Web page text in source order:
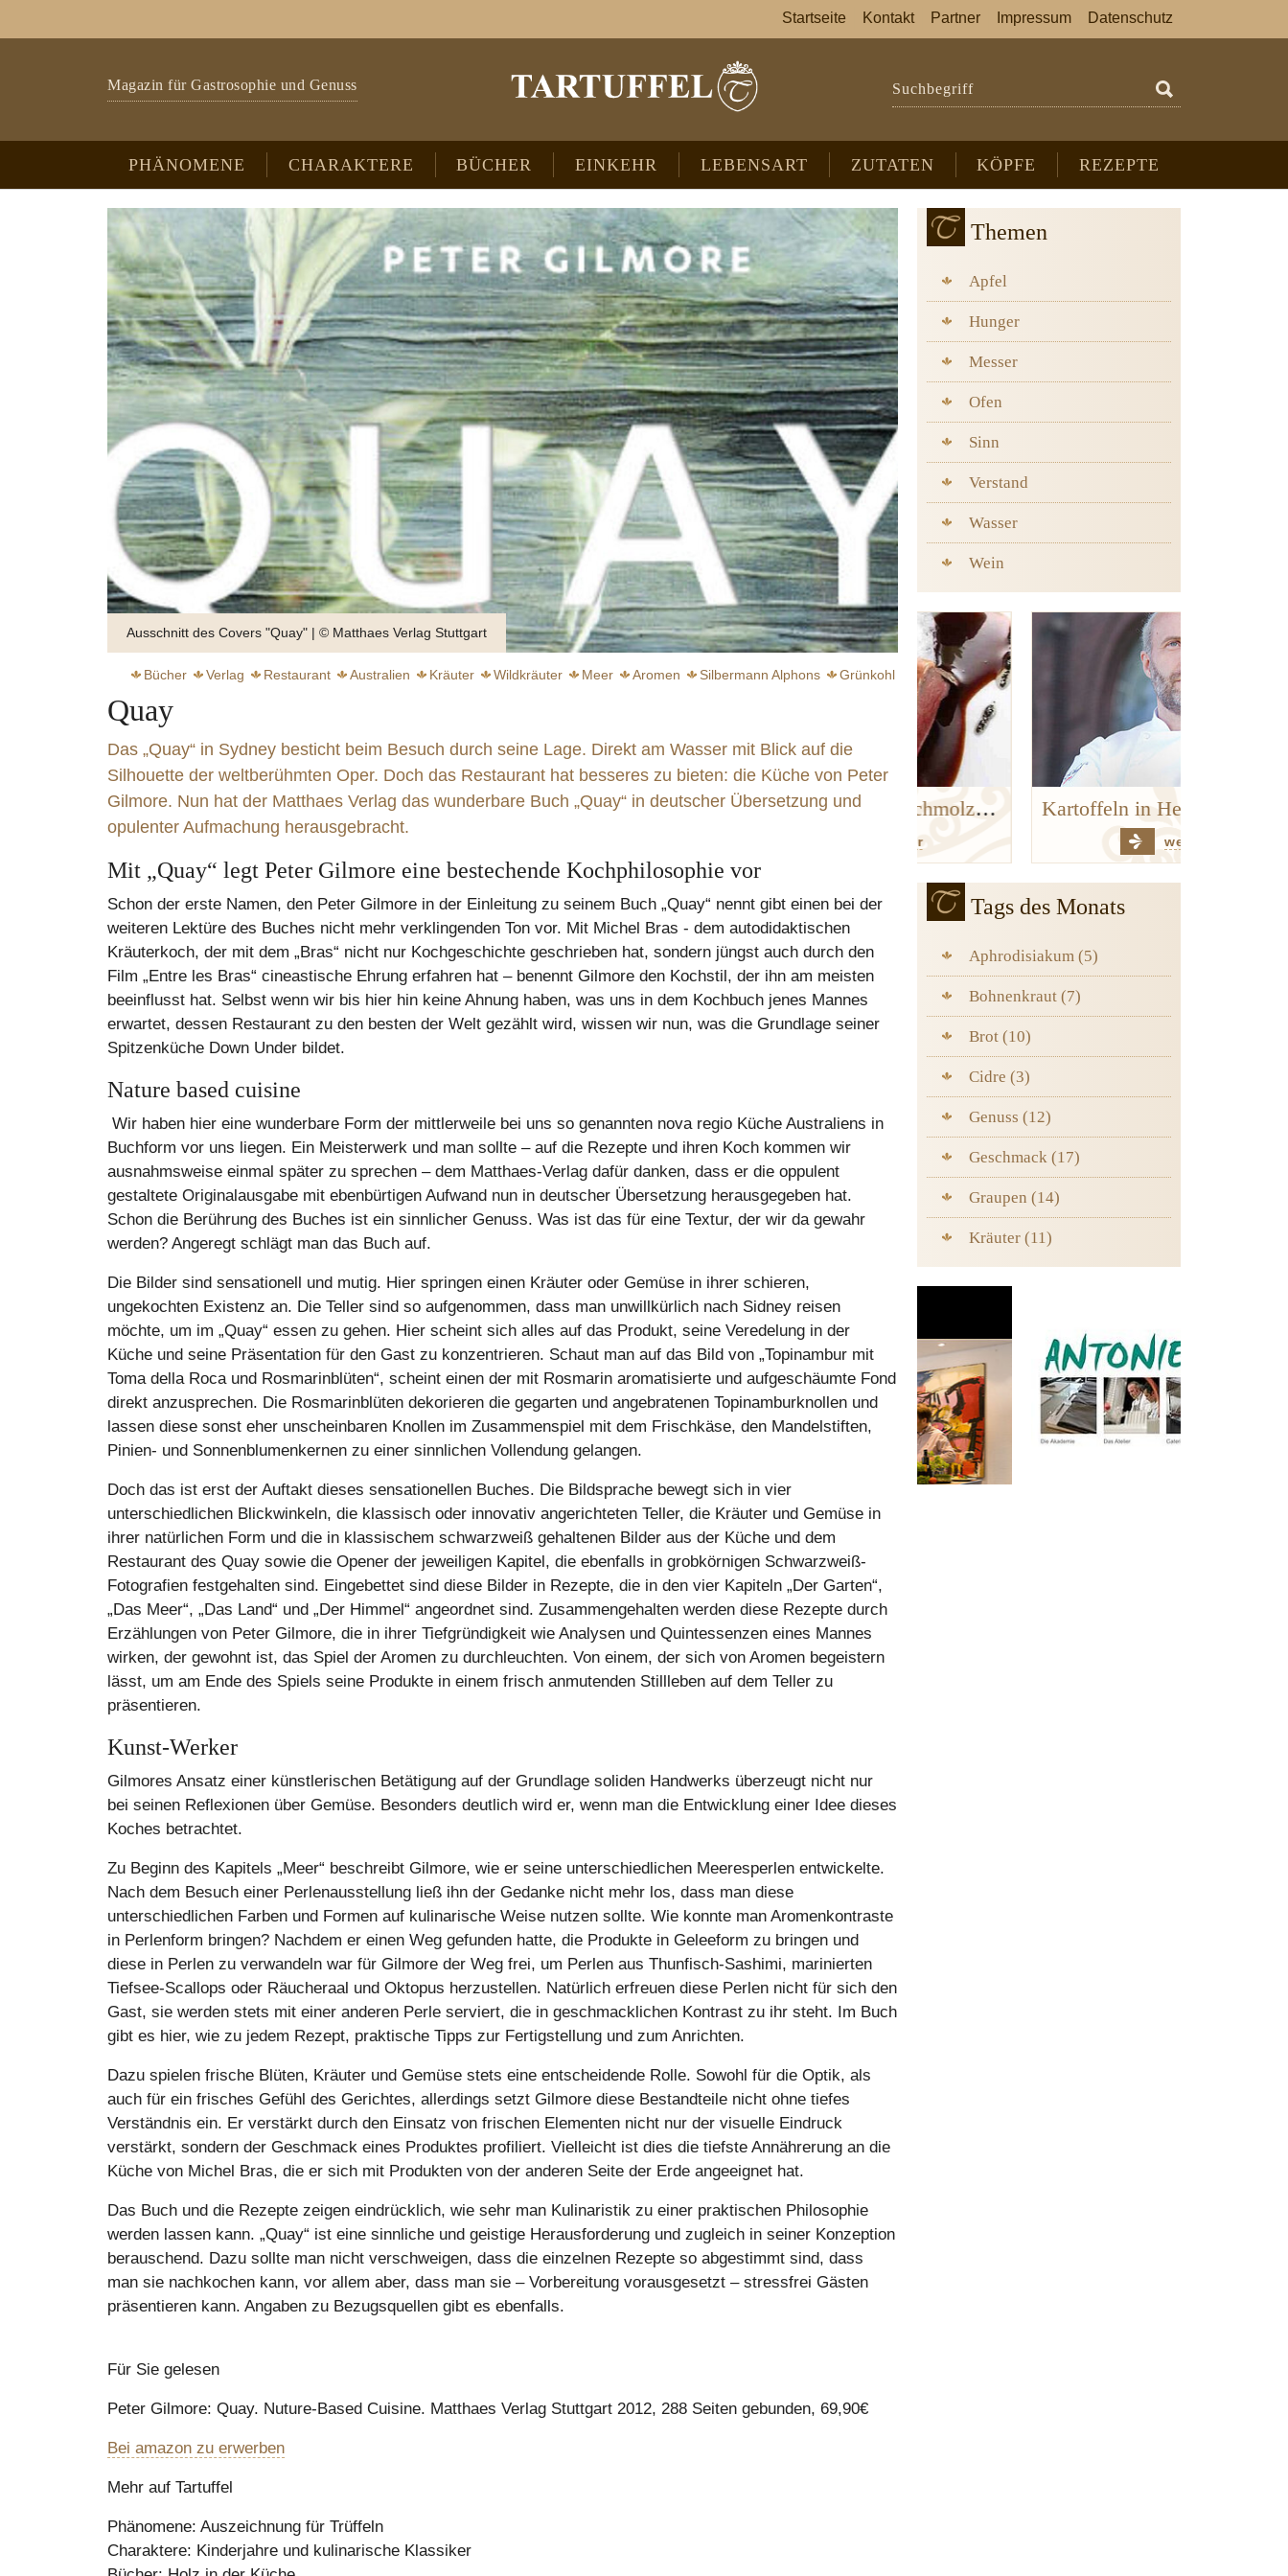
Magazin für Gastrosophie und Genuss Suchbegriff
PHÄNOMENE CHARAKTERE BÜCHER EINKEHR LEBENSART ZUTATEN KÖPFE REZEPTE
Startseite Kontakt Partner Impressum Datenschutz
Ausschnitt des Covers "Quay" | © Matthaes Verlag Stuttgart
Bücher Verlag Restaurant Australien Kräuter Wildkräuter Meer Aromen Silbermann Alphons Grünkohl
Quay
Das „Quay“ in Sydney besticht beim Besuch durch seine Lage. Direkt am Wasser mit Blick auf die
Silhouette der weltberühmten Oper. Doch das Restaurant hat besseres zu bieten: die Küche von Peter
Gilmore. Nun hat der Matthaes Verlag das wunderbare Buch „Quay“ in deutscher Übersetzung und
opulenter Aufmachung herausgebracht.
Mit „Quay“ legt Peter Gilmore eine bestechende Kochphilosophie vor
Schon der erste Namen, den Peter Gilmore in der Einleitung zu seinem Buch „Quay“ nennt gibt einen bei der
weiteren Lektüre des Buches nicht mehr verklingenden Ton vor. Mit Michel Bras - dem autodidaktischen
Kräuterkoch, der mit dem „Bras“ nicht nur Kochgeschichte geschrieben hat, sondern jüngst auch durch den
Film „Entre les Bras“ cineastische Ehrung erfahren hat – benennt Gilmore den Kochstil, der ihn am meisten
beeinflusst hat. Selbst wenn wir bis hier hin keine Ahnung haben, was uns in dem Kochbuch jenes Mannes
erwartet, dessen Restaurant zu den besten der Welt gezählt wird, wissen wir nun, was die Grundlage seiner
Spitzenküche Down Under bildet.
Nature based cuisine
Wir haben hier eine wunderbare Form der mittlerweile bei uns so genannten nova regio Küche Australiens in
Buchform vor uns liegen. Ein Meisterwerk und man sollte – auf die Rezepte und ihren Koch kommen wir
ausnahmsweise einmal später zu sprechen – dem Matthaes-Verlag dafür danken, dass er die oppulent
gestaltete Originalausgabe mit ebenbürtigen Aufwand nun in deutscher Übersetzung herausgegeben hat.
Schon die Berührung des Buches ist ein sinnlicher Genuss. Was ist das für eine Textur, der wir da gewahr
werden? Angeregt schlägt man das Buch auf.
Die Bilder sind sensationell und mutig. Hier springen einen Kräuter oder Gemüse in ihrer schieren,
ungekochten Existenz an. Die Teller sind so aufgenommen, dass man unwillkürlich nach Sidney reisen
möchte, um im „Quay“ essen zu gehen. Hier scheint sich alles auf das Produkt, seine Veredelung in der
Küche und seine Präsentation für den Gast zu konzentrieren. Schaut man auf das Bild von „Topinambur mit
Toma della Roca und Rosmarinblüten“, scheint einen der mit Rosmarin aromatisierte und aufgeschäumte Fond
direkt anzusprechen. Die Rosmarinblüten dekorieren die gegarten und angebratenen Topinamburknollen und
lassen diese sonst eher unscheinbaren Knollen im Zusammenspiel mit dem Frischkäse, den Mandelstiften,
Pinien- und Sonnenblumenkernen zu einer sinnlichen Vollendung gelangen.
Doch das ist erst der Auftakt dieses sensationellen Buches. Die Bildsprache bewegt sich in vier
unterschiedlichen Blickwinkeln, die klassisch oder innovativ angerichteten Teller, die Kräuter und Gemüse in
ihrer natürlichen Form und die in klassischem schwarzweiß gehaltenen Bilder aus der Küche und dem
Restaurant des Quay sowie die Opener der jeweiligen Kapitel, die ebenfalls in grobkörnigen Schwarzweiß-
Fotografien festgehalten sind. Eingebettet sind diese Bilder in Rezepte, die in den vier Kapiteln „Der Garten“,
„Das Meer“, „Das Land“ und „Der Himmel“ angeordnet sind. Zusammengehalten werden diese Rezepte durch
Erzählungen von Peter Gilmore, die in ihrer Tiefgründigkeit wie Analysen und Quintessenzen eines Mannes
wirken, der gewohnt ist, das Spiel der Aromen zu durchleuchten. Von einem, der sich von Aromen begeistern
lässt, um am Ende des Spiels seine Produkte in einem frisch anmutenden Stillleben auf dem Teller zu
präsentieren.
Kunst-Werker
Gilmores Ansatz einer künstlerischen Betätigung auf der Grundlage soliden Handwerks überzeugt nicht nur
bei seinen Reflexionen über Gemüse. Besonders deutlich wird er, wenn man die Entwicklung einer Idee dieses
Koches betrachtet.
Zu Beginn des Kapitels „Meer“ beschreibt Gilmore, wie er seine unterschiedlichen Meeresperlen entwickelte.
Nach dem Besuch einer Perlenausstellung ließ ihn der Gedanke nicht mehr los, dass man diese
unterschiedlichen Farben und Formen auf kulinarische Weise nutzen sollte. Wie konnte man Aromenkontraste
in Perlenform bringen? Nachdem er einen Weg gefunden hatte, die Produkte in Geleeform zu bringen und
diese in Perlen zu verwandeln war für Gilmore der Weg frei, um Perlen aus Thunfisch-Sashimi, marinierten
Tiefsee-Scallops oder Räucheraal und Oktopus herzustellen. Natürlich erfreuen diese Perlen nicht für sich den
Gast, sie werden stets mit einer anderen Perle serviert, die in geschmacklichen Kontrast zu ihr steht. Im Buch
gibt es hier, wie zu jedem Rezept, praktische Tipps zur Fertigstellung und zum Anrichten.
Dazu spielen frische Blüten, Kräuter und Gemüse stets eine entscheidende Rolle. Sowohl für die Optik, als
auch für ein frisches Gefühl des Gerichtes, allerdings setzt Gilmore diese Bestandteile nicht ohne tiefes
Verständnis ein. Er verstärkt durch den Einsatz von frischen Elementen nicht nur der visuelle Eindruck
verstärkt, sondern der Geschmack eines Produktes profiliert. Vielleicht ist dies die tiefste Annährerung an die
Küche von Michel Bras, die er sich mit Produkten von der anderen Seite der Erde angeeignet hat.
Das Buch und die Rezepte zeigen eindrücklich, wie sehr man Kulinaristik zu einer praktischen Philosophie
werden lassen kann. „Quay“ ist eine sinnliche und geistige Herausforderung und zugleich in seiner Konzeption
berauschend. Dazu sollte man nicht verschweigen, dass die einzelnen Rezepte so abgestimmt sind, dass
man sie nachkochen kann, vor allem aber, dass man sie – Vorbereitung vorausgesetzt – stressfrei Gästen
präsentieren kann. Angaben zu Bezugsquellen gibt es ebenfalls.
Für Sie gelesen
Peter Gilmore: Quay. Nuture-Based Cuisine. Matthaes Verlag Stuttgart 2012, 288 Seiten gebunden, 69,90€
Bei amazon zu erwerben
Mehr auf Tartuffel
Phänomene: Auszeichnung für Trüffeln
Charaktere: Kinderjahre und kulinarische Klassiker
Themen
Apfel
Hunger
Messer
Ofen
Sinn
Verstand
Wasser
Wein
Saiblingstatar Auf den Spuren der Bergischen Küchenklassiker Kartoffeln in Heu
Tags des Monats
Aphrodisiakum (5)
Bohnenkraut (7)
Brot (10)
Cidre (3)
Genuss (12)
Geschmack (17)
Graupen (14)
Kräuter (11)